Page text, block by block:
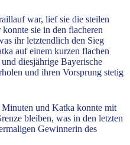
war, lief sie die steilen
sie in den flacheren
ihr letztendlich den Sieg
auf einem kurzen flachen
diesjährige Bayerische
und ihren Vorsprung stetig
und Katka konnte mit
bleiben, was in den letzten
Gewinnerin des